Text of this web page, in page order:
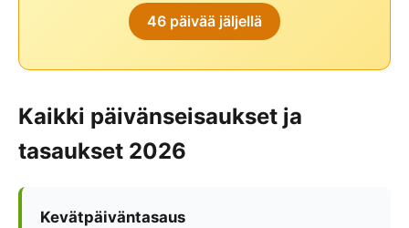
Laskiainen
Helluntai
Suomen liputuspäivät
Syys-, hiihto- ja talviloma
46 päivää jäljellä
Kaikki päivänseisaukset ja
tasaukset 2026
Kevätpäiväntasaus